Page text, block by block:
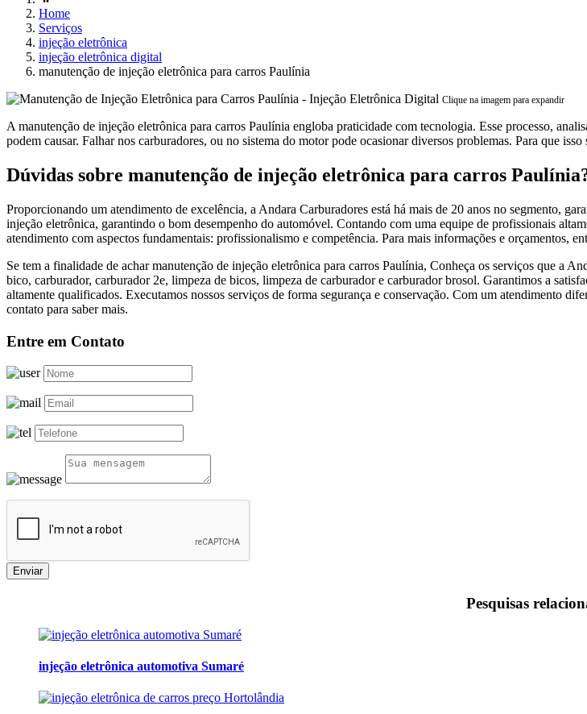
Home
Serviços
injeção eletrônica
injeção eletrônica digital
manutenção de injeção eletrônica para carros Paulínia
Clique na imagem para expandir
A manutenção de injeção eletrônica para carros Paulínia engloba praticidade com tecnologia. Esse processo,
podem causar. Falhar nos carburadores, ou no sistema do motor pode ocasionar diversos problemas. Para que
Dúvidas sobre manutenção de injeção eletrônica para carros
Proporcionando um atendimento de excelência, a Andara Carburadores está há mais de 20 anos no segmento,
injeção eletrônica, garantindo o bom desempenho do automóvel. Contando com uma equipe de profissionais
atendimento com aspectos fundamentais: profissionalismo e competência. Para mais informações e orçamentos,
Se tem a finalidade de achar manutenção de injeção eletrônica para carros Paulínia, Conheça os serviços que a
bico, carburador, carburador 2e, limpeza de bicos, limpeza de carburador e carburador brosol. Garantimos a
altamente qualificados. Executamos nossos serviços de forma segurança e conservação. Com um atendimento
contato para saber mais.
Entre em Contato
Enviar
Pesquisas
injeção eletrônica automotiva Sumaré